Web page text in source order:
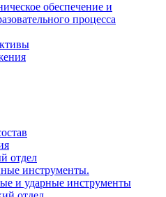
обеспечение и
процесса
отдел
инструменты.
и ударные инструменты